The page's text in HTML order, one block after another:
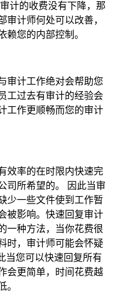
计的收费没有下降，那
审计师何处可以改善，
赖您的内部控制。
审计工作绝对会帮助您
工过去有审计的经验会
工作更顺畅而您的审计
效率的在时限内快速完
司所希望的。 因此当审
少一些文件使到工作暂
被影响。快速回复审计
一种方法，当你花费很
时，审计师可能会怀疑
当您可以快速回复所有
会更简单，时间花费越
。